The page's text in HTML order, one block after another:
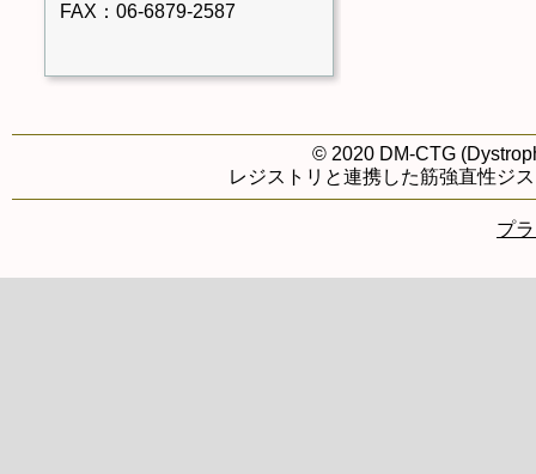
FAX：06-6879-2587
© 2020 DM-CTG
レジストリと連携した筋強直性ジ
プ